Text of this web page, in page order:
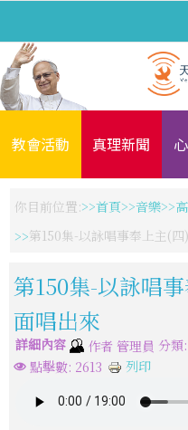
教會活動 真理新聞
你目前位置: 首頁 音樂
第150集-以詠唱事奉上主(
第150集-以詠唱
面唱出來
詳細內容 作者 管理員 分類:
點擊數: 2613
列印